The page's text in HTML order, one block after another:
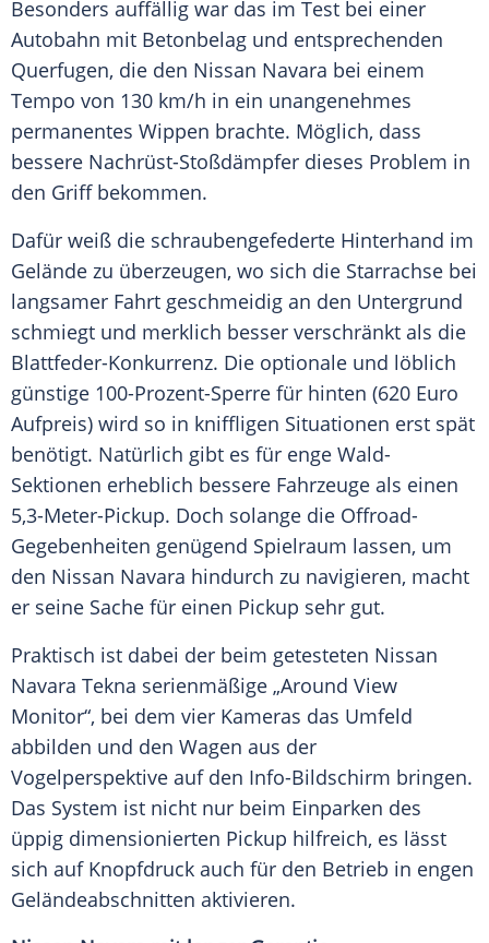
Besonders auffällig war das im Test bei einer
Autobahn mit Betonbelag und entsprechenden
Querfugen, die den Nissan Navara bei einem
Tempo von 130 km/h in ein unangenehmes
permanentes Wippen brachte. Möglich, dass
bessere Nachrüst-Stoßdämpfer dieses Problem in
den Griff bekommen.
Dafür weiß die schraubengefederte Hinterhand im
Gelände zu überzeugen, wo sich die Starrachse bei
langsamer Fahrt geschmeidig an den Untergrund
schmiegt und merklich besser verschränkt als die
Blattfeder-Konkurrenz. Die optionale und löblich
günstige 100-Prozent-Sperre für hinten (620 Euro
Aufpreis) wird so in kniffligen Situationen erst spät
benötigt. Natürlich gibt es für enge Wald-
Sektionen erheblich bessere Fahrzeuge als einen
5,3-Meter-Pickup. Doch solange die Offroad-
Gegebenheiten genügend Spielraum lassen, um
den Nissan Navara hindurch zu navigieren, macht
er seine Sache für einen Pickup sehr gut.
Praktisch ist dabei der beim getesteten Nissan
Navara Tekna serienmäßige „Around View
Monitor“, bei dem vier Kameras das Umfeld
abbilden und den Wagen aus der
Vogelperspektive auf den Info-Bildschirm bringen.
Das System ist nicht nur beim Einparken des
üppig dimensionierten Pickup hilfreich, es lässt
sich auf Knopfdruck auch für den Betrieb in engen
Geländeabschnitten aktivieren.